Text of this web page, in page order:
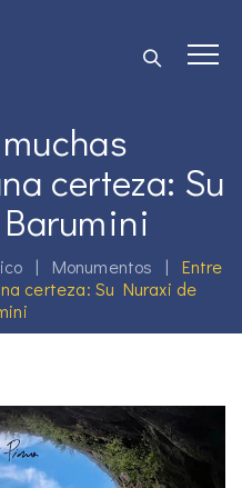
certeza: Su
| Monumentos | Entre
certeza: Su Nuraxi de